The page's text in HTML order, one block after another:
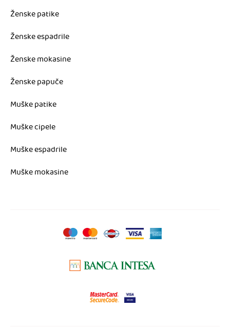
Ženske patike
Ženske espadrile
Ženske mokasine
Ženske papuče
Muške patike
Muške cipele
Muške espadrile
Muške mokasine